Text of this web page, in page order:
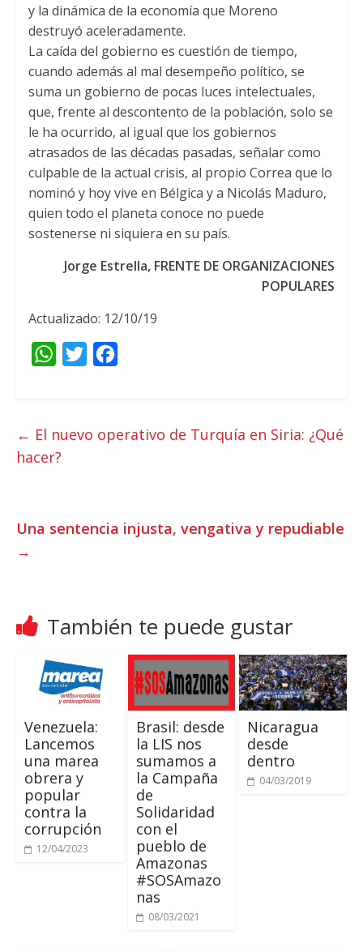
y la dinámica de la economía que Moreno
destruyó aceleradamente.
La caída del gobierno es cuestión de tiempo,
cuando además al mal desempeño político, se
suma un gobierno de pocas luces intelectuales,
que, frente al descontento de la población, solo se
le ha ocurrido, al igual que los gobiernos
atrasados de las décadas pasadas, señalar como
culpable de la actual crisis, al propio Correa que lo
nominó y hoy vive en Bélgica y a Nicolás Maduro,
quien todo el planeta conoce no puede
sostenerse ni siquiera en su país.
Jorge Estrella, FRENTE DE ORGANIZACIONES
POPULARES
Actualizado: 12/10/19
W
s
p
k
← El nuevo operativo de Turquía en Siria: ¿Qué
hacer?
Una sentencia injusta, vengativa y repudiable
→
También te puede gustar
Venezuela:
Lancemos
una marea
obrera y
popular
contra la
corrupción
12/04/2023
Brasil: desde
la LIS nos
sumamos a
la Campaña
de
Solidaridad
con el
pueblo de
Amazonas
#SOSAmazo
nas
08/03/2021
Nicaragua
desde
dentro
04/03/2019